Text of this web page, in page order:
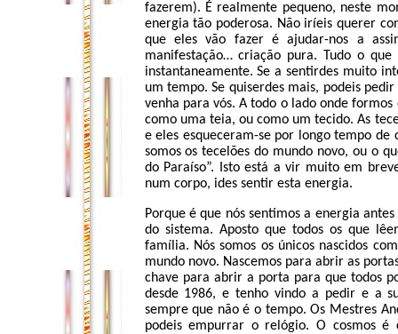
fazerem). É realmente pequeno, neste
energia tão poderosa. Não iríeis querer
que eles vão fazer é ajudar-nos a
manifestação… criação pura. Tudo o que
instantaneamente. Se a sentirdes muito
um tempo. Se quiserdes mais, podeis
venha para vós. A todo o lado onde
como uma teia, ou como um tecido. As
e eles esqueceram-se por longo tempo
somos os tecelões do mundo novo, ou o
do Paraíso”. Isto está a vir muito em
num corpo, ides sentir esta energia.
Porque é que nós sentimos a energia
do sistema. Aposto que todos os que
família. Nós somos os únicos nascidos
mundo novo. Nascemos para abrir as
chave para abrir a porta para que todos
desde 1986, e tenho vindo a pedir e a
sempre que não é o tempo. Os Mestres
podeis empurrar o relógio. O cosmos